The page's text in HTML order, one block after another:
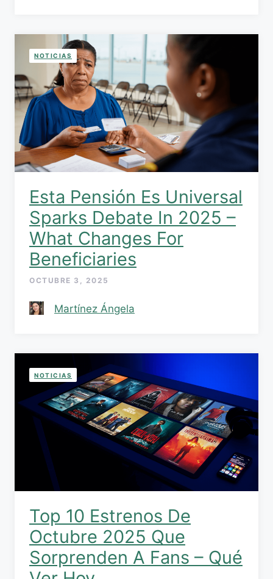
NOTICIAS
Esta Pensión Es Universal
Sparks Debate In 2025 –
What Changes For
Beneficiaries
OCTUBRE 3, 2025
Martínez Ángela
NOTICIAS
Top 10 Estrenos De
Octubre 2025 Que
Sorprenden A Fans – Qué